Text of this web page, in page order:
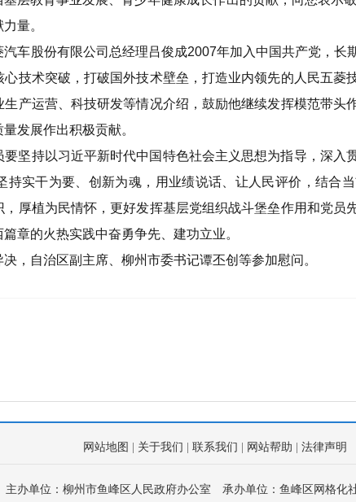
量。
车股份有限公司总经理吕俊成2007年加入中国共产党，长
技术突破，打破国外技术壁垒，打造业内领先的人民五菱
产运营、科技研发等情况介绍，鼓励他继续发挥模范带头
发展作出积极贡献。
要坚持以习近平新时代中国特色社会主义思想为指导，深入
持实干为要、创新为魂，用业绩说话、让人民评价，结合
厚植为民情怀，更好发挥基层党组织战斗堡垒作用和党员
章的火热实践中奋勇争先、建功立业。
，自治区副主席、柳州市委书记谭丕创等参加慰问。
网站地图 关于我们 联系我们 网站帮助 法律声明
主办单位：柳州市鱼峰区人民政府办公室 承办单位：鱼峰区网格化